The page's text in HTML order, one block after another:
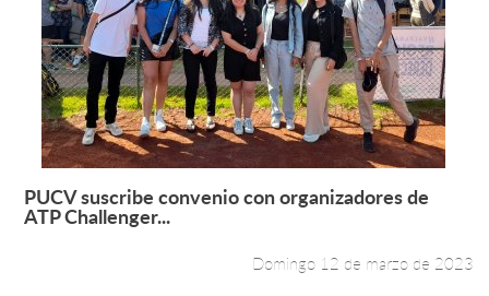
Leer más +
PUCV suscribe convenio con organizadores de
ATP Challenger...
Domingo 12 de marzo de 2023